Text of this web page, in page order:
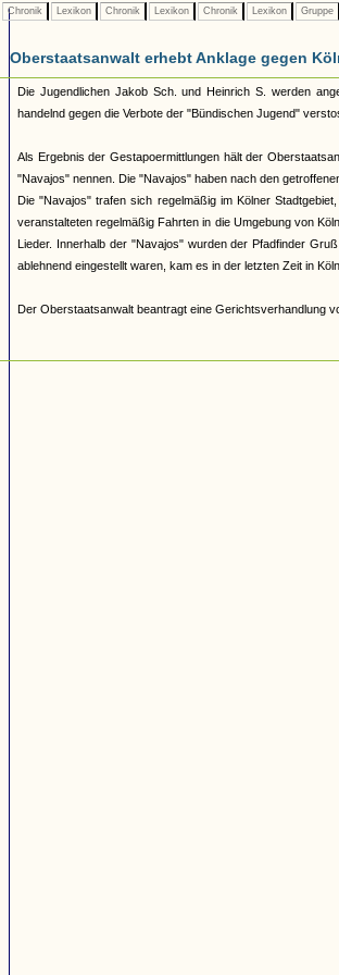
Chronik Lexikon Chronik Lexikon Chronik Lexikon Gruppe
Oberstaatsanwalt erhebt Anklage gegen
Die Jugendlichen Jakob Sch. und Heinrich S. werden
handelnd gegen die Verbote der "Bündischen Jugend"
Als Ergebnis der Gestapoermittlungen hält der
"Navajos" nennen. Die "Navajos" haben nach den
Die "Navajos" trafen sich regelmäßig im Kölner
veranstalteten regelmäßig Fahrten in die Umgebung von
Lieder. Innerhalb der "Navajos" wurden der Pfadfinder
ablehnend eingestellt waren, kam es in der letzten Zeit in
Der Oberstaatsanwalt beantragt eine Gerichtsverhandlung